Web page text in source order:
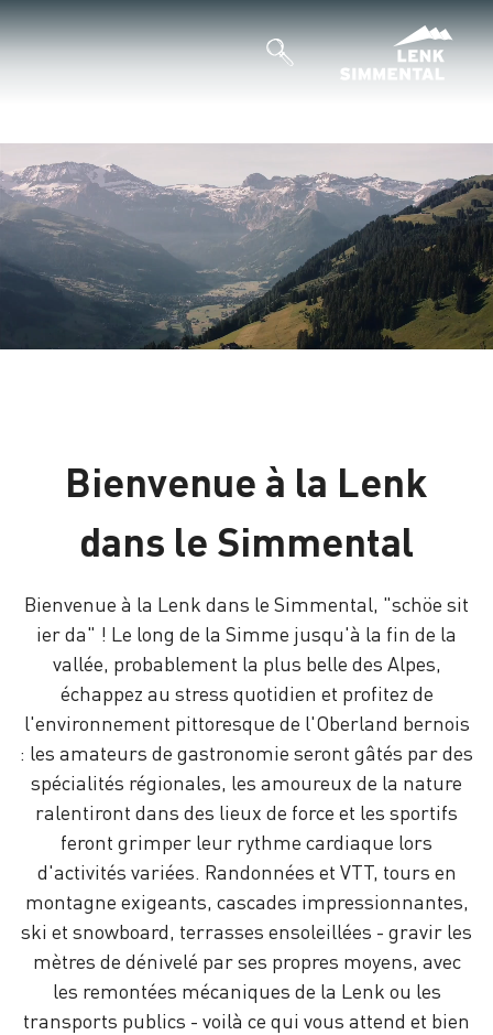
Bienvenue à la Lenk
dans le Simmental
Bienvenue à la Lenk dans le Simmental, "schöe sit
ier da" ! Le long de la Simme jusqu'à la fin de la
vallée, probablement la plus belle des Alpes,
échappez au stress quotidien et profitez de
l'environnement pittoresque de l'Oberland bernois
: les amateurs de gastronomie seront gâtés par des
spécialités régionales, les amoureux de la nature
ralentiront dans des lieux de force et les sportifs
feront grimper leur rythme cardiaque lors
d'activités variées. Randonnées et VTT, tours en
montagne exigeants, cascades impressionnantes,
ski et snowboard, terrasses ensoleillées - gravir les
mètres de dénivelé par ses propres moyens, avec
les remontées mécaniques de la Lenk ou les
transports publics - voilà ce qui vous attend et bien